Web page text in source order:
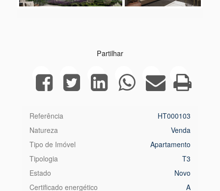
Next
Partilhar
Referência
HT000103
Natureza
Venda
Tipo de Imóvel
Apartamento
Tipologia
T3
Estado
Novo
Certificado energético
A